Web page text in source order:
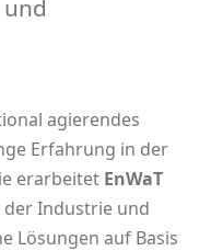
agierendes
Erfahrung in der
erarbeitet EnWaT
der Industrie und
Lösungen auf Basis